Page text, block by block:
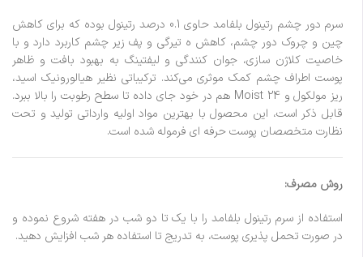
سرم دور چشم رتینول بلفامد حاوی 0.1 درصد رتینول بوده که برای کاهش
چین و چروک دور چشم، کاهش ه تیرگی و پف زیر چشم کاربرد دارد و با
خاصیت کلاژن سازی، جوان کنندگی و لیفتینگ به بهبود بافت و ظاهر
پوست اطراف چشم کمک موثری می‌کند. ترکیباتی نظیر هیالورونیک اسید،
ریز مولکول و Moist 24 هم در خود جای داده تا سطح رطوبت را بالا ببرد.
قابل ذکر است، این محصول با بهترین مواد اولیه وارداتی تولید و تحت
نظارت متخصصان پوست حرفه ای فرموله شده است.
روش مصرف:
استفاده از سرم رتینول بلفامد را با یک تا دو شب در هفته شروع نموده و
در صورت تحمل پذیری پوست، به تدریج تا استفاده هر شب افزایش دهید.